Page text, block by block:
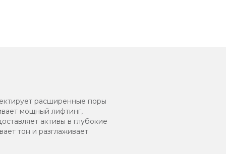
расширенные поры
мощный лифтинг,
активы в глубокие
тон и разглаживает